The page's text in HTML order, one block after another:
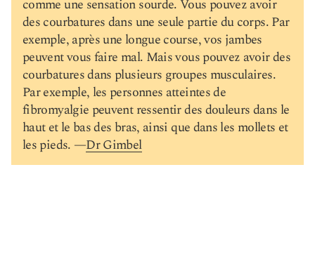
comme une sensation sourde. Vous pouvez avoir
des courbatures dans une seule partie du corps. Par
exemple, après une longue course, vos jambes
peuvent vous faire mal. Mais vous pouvez avoir des
courbatures dans plusieurs groupes musculaires.
Par exemple, les personnes atteintes de
fibromyalgie peuvent ressentir des douleurs dans le
haut et le bas des bras, ainsi que dans les mollets et
les pieds. —Dr Gimbel